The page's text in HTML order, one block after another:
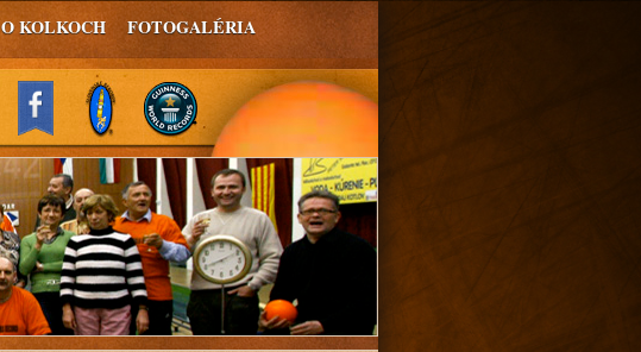
O KOLKOCH FOTOGALÉRIA